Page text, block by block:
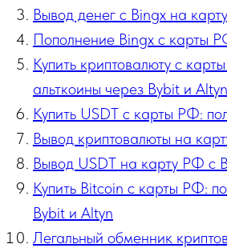
Вывод денег с Bingx на
Пополнение Bingx с карты
Купить криптовалюту с
альткоины через Bybit и Altyn
Купить USDT с карты РФ:
Вывод криптовалюты на
Вывод USDT на карту РФ с
Купить Bitcoin с карты РФ:
Bybit и Altyn
Легальный обменник